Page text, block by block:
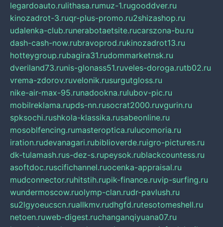
legardoauto.rulithasa.rumuz-1.rugooddver.ru
kinozadrot-3.ruqr-plus-promo.ru2shizashop.ru
udalenka-club.runerabotaetsite.rucarszona-bu.ru
dash-cash-now.rubravoprod.rukinozadrot13.ru
hotteygroup.rubagira31.rudommarketnsk.ru
dveriland73.runis-glonass51.ruveles-doroga.rutb02.ru
vrema-zdorov.ruvelonik.rusurgutgloss.ru
nike-air-max-95.runadookna.rulubov-pic.ru
mobilreklama.rupds-nn.rusocrat2000.ruvgurin.ru
spksochi.rushkola-klassika.rusabeonline.ru
mosoblfencing.rumasteroptica.rulucomoria.ru
iration.rudevanagari.rubiblioverde.ruigro-pictures.ru
dk-tulamash.rus-dez-s.rupeysok.rublackcountess.ru
asoftdoc.ruscifichannel.ruocenka-appraisal.ru
mudconnector.ruhitstih.rupik-finance.ruvip-surfing.ru
wundermoscow.ruolymp-clan.rudr-pavlush.ru
su2lgyoeucscn.ruallkmv.rudhgfd.rutesotomeshell.ru
netoen.ruweb-digest.ruchanganqiyuana07.ru